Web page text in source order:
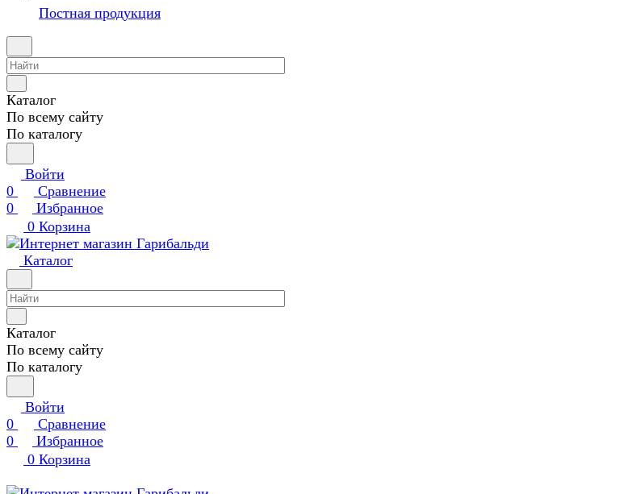
Постная продукция
Каталог
По всему сайту
По каталогу
Войти
0
Сравнение
0
Избранное
0 Корзина
Каталог
Каталог
По всему сайту
По каталогу
Войти
0
Сравнение
0
Избранное
0 Корзина